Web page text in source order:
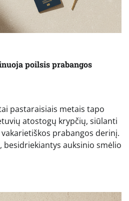
poilsis prabangos
pastaraisiais metais tapo
atostogų krypčių, siūlanti
prabangos derinį.
besidriekiantys auksinio smėlio